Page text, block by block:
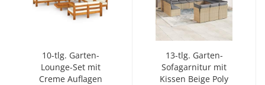
10-tlg. Garten-
Lounge-Set mit
Creme Auflagen
13-tlg. Garten-
Sofagarnitur mit
Kissen Beige Poly